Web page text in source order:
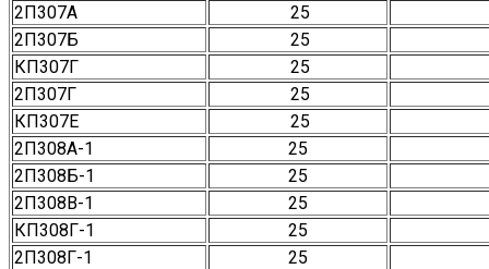
2П307А
25
2П307Б
25
КП307Г
25
2П307Г
25
КП307Е
25
2П308А-1
25
2П308Б-1
25
2П308В-1
25
КП308Г-1
25
2П308Г-1
25